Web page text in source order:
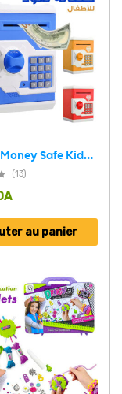
Tirelire Money Safe Kids avec serrure électronique
(13)
au panier